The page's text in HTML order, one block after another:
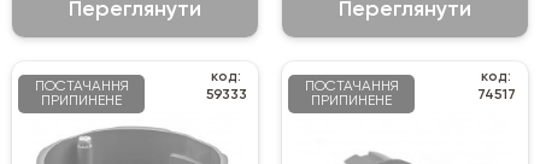
Переглянути Переглянути
ПОСТАЧАННЯ
ПРИПИНЕНЕ
код:
59333
ПОСТАЧАННЯ
ПРИПИНЕНЕ
код:
74517